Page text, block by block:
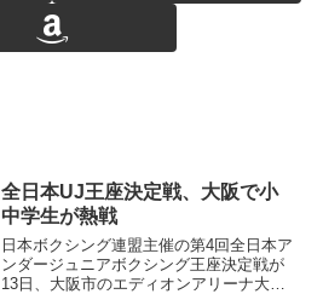
全日本UJ王座決定戦、大阪で小
中学生が熱戦
日本ボクシング連盟主催の第4回全日本ア
ンダージュニアボクシング王座決定戦が
13日、大阪市のエディオンアリーナ大阪